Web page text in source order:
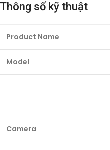
Thông số kỹ thuật
Product Name
Model
Camera